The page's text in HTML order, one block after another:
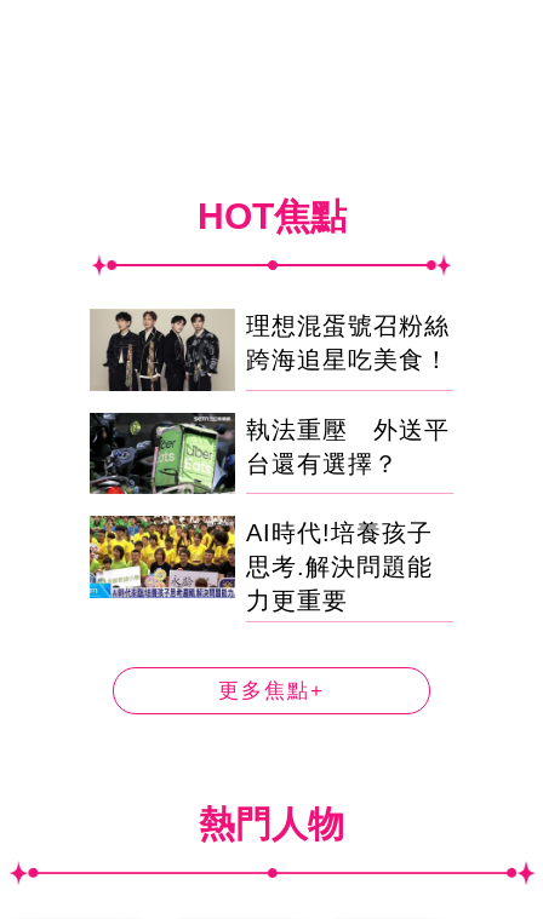
HOT焦點
理想混蛋號召粉絲
跨海追星吃美食！
執法重壓 外送平
台還有選擇？
AI時代!培養孩子
思考.解決問題能
力更重要
更多焦點+
熱門人物